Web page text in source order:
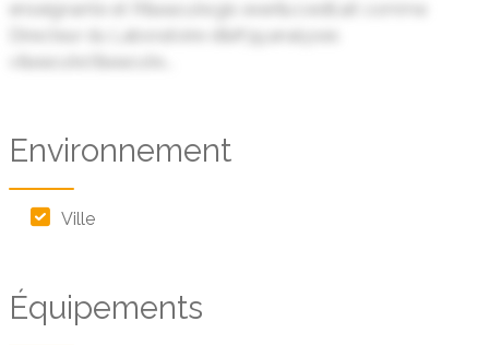
Environnement
Ville
Équipements